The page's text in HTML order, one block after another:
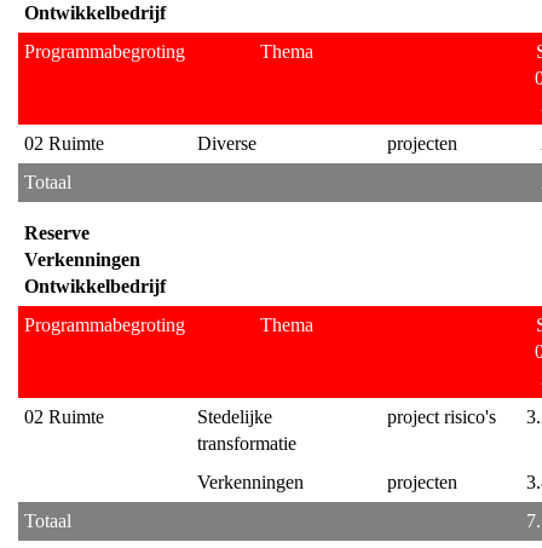
Ontwikkelbedrijf
Programmabegroting
Thema
02 Ruimte
Diverse projecten
Totaal
Reserve
Verkenningen
Ontwikkelbedrijf
Programmabegroting
Thema
02 Ruimte
Stedelijke
transformatie
project risico's
Verkenningen projecten
Totaal